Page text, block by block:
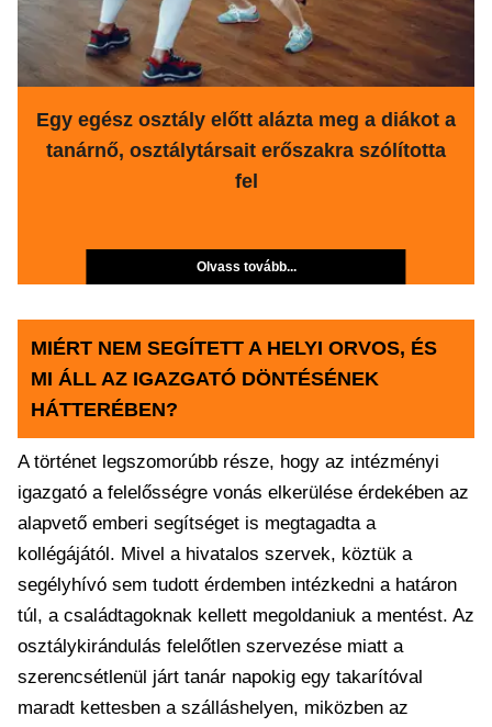
Egy egész osztály előtt alázta meg a diákot a
tanárnő, osztálytársait erőszakra szólította
fel
Olvass tovább...
MIÉRT NEM SEGÍTETT A HELYI ORVOS, ÉS
MI ÁLL AZ IGAZGATÓ DÖNTÉSÉNEK
HÁTTERÉBEN?
A történet legszomorúbb része, hogy az intézményi
igazgató a felelősségre vonás elkerülése érdekében az
alapvető emberi segítséget is megtagadta a
kollégájától. Mivel a hivatalos szervek, köztük a
segélyhívó sem tudott érdemben intézkedni a határon
túl, a családtagoknak kellett megoldaniuk a mentést. Az
osztálykirándulás felelőtlen szervezése miatt a
szerencsétlenül járt tanár napokig egy takarítóval
maradt kettesben a szálláshelyen, miközben az